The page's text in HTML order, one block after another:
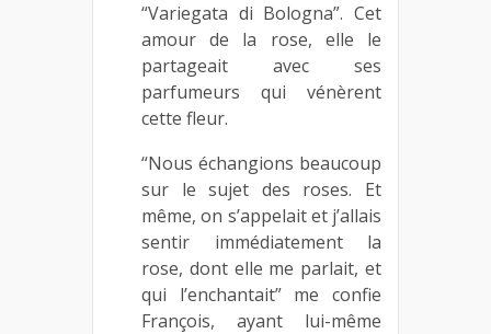
“Variegata di Bologna”. Cet
amour de la rose, elle le
partageait avec ses
parfumeurs qui vénèrent
cette fleur.
“Nous échangions beaucoup
sur le sujet des roses. Et
même, on s’appelait et j’allais
sentir immédiatement la
rose, dont elle me parlait, et
qui l’enchantait” me confie
François, ayant lui-même